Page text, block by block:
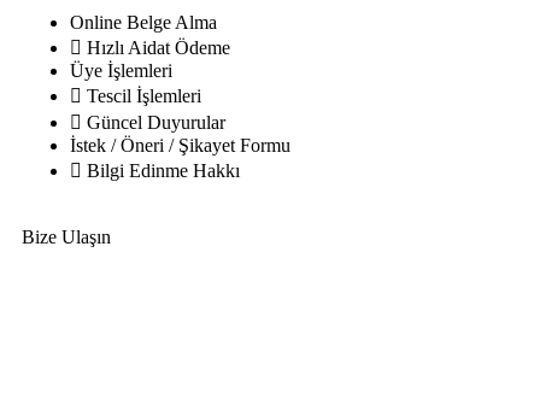
Online Belge Alma
Hızlı Aidat Ödeme
Üye İşlemleri
Tescil İşlemleri
Güncel Duyurular
İstek / Öneri / Şikayet Formu
Bilgi Edinme Hakkı
Bize Ulaşın